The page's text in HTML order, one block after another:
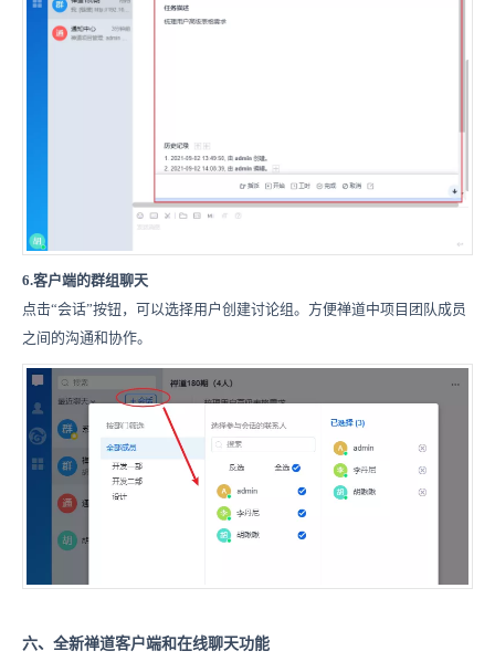
6.客户端的群组聊天
点击“会话”按钮，可以选择用户创建讨论组。方便禅道中项目团队成员
之间的沟通和协作。
六、全新禅道客户端和在线聊天功能